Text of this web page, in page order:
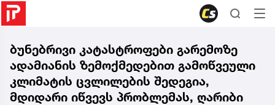
ბუნებრივი კატასტროფები გარემოზე
ადამიანის ზემოქმედებით გამოწვეული
კლიმატის ცვლილების შედეგია,
მდიდარი იწვევს პრობლემას, ღარიბი